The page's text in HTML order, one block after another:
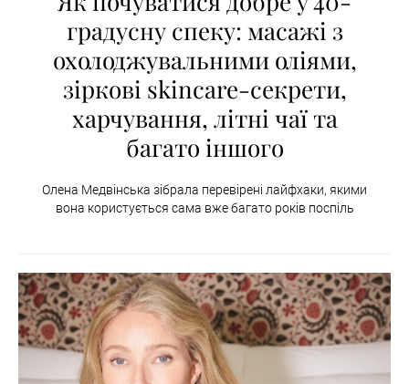
градусну спеку: масажі з
охолоджувальними оліями,
зіркові skincare-секрети,
харчування, літні чаї та
багато іншого
Олена Медвінська зібрала перевірені лайфхаки, якими
вона користується сама вже багато років поспіль